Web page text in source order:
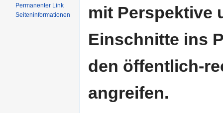
mit Perspektive
Einschnitte ins
den öffentlich-
angreifen.
Permanenter Link
Seiten­informationen